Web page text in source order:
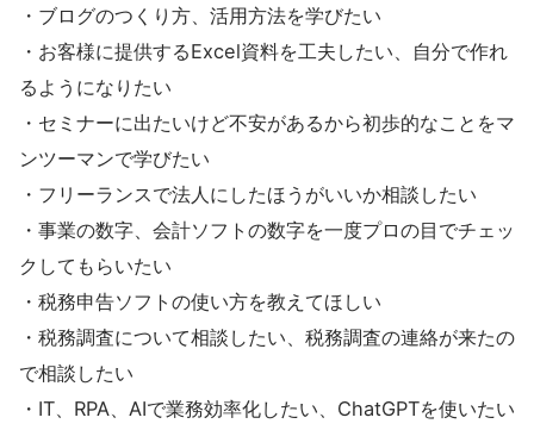
・ブログのつくり方、活用方法を学びたい
・お客様に提供するExcel資料を工夫したい、自分で作れ
るようになりたい
・セミナーに出たいけど不安があるから初歩的なことをマ
ンツーマンで学びたい
・フリーランスで法人にしたほうがいいか相談したい
・事業の数字、会計ソフトの数字を一度プロの目でチェッ
クしてもらいたい
・税務申告ソフトの使い方を教えてほしい
・税務調査について相談したい、税務調査の連絡が来たの
で相談したい
・IT、RPA、AIで業務効率化したい、ChatGPTを使いたい